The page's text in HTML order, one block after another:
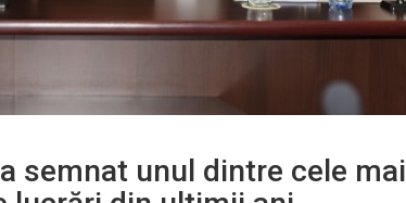
semnat unul dintre cele mai